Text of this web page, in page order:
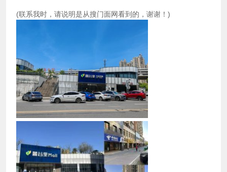
(联系我时，请说明是从搜门面网看到的，谢谢！)